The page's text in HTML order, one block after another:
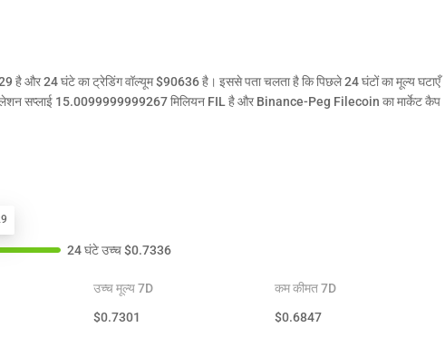
24 घंटे का ट्रेडिंग वॉल्यूम $90636 है। इससे पता चलता है कि पिछले 24 घंटों का मूल्य घटाएँ
सप्लाई 15.0099999999267 मिलियन FIL है और Binance-Peg Filecoin का मार्केट कैप
24 घंटे उच्च$0.7336
उच्च मूल्य 7D
$0.7301
कम कीमत 7D
$0.6847